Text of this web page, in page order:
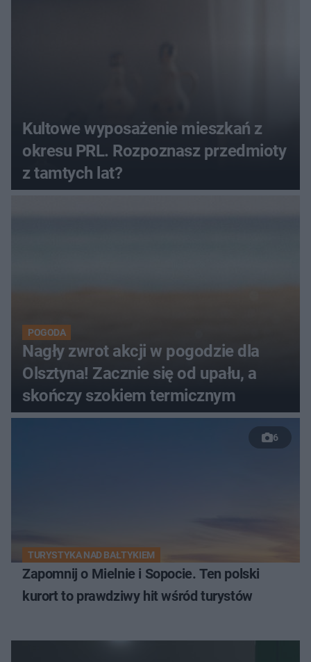
Kultowe wyposażenie mieszkań z
okresu PRL. Rozpoznasz przedmioty
z tamtych lat?
POGODA
Nagły zwrot akcji w pogodzie dla
Olsztyna! Zacznie się od upału, a
skończy szokiem termicznym
6
TURYSTYKA NAD BAŁTYKIEM
Zapomnij o Mielnie i Sopocie. Ten polski
kurort to prawdziwy hit wśród turystów